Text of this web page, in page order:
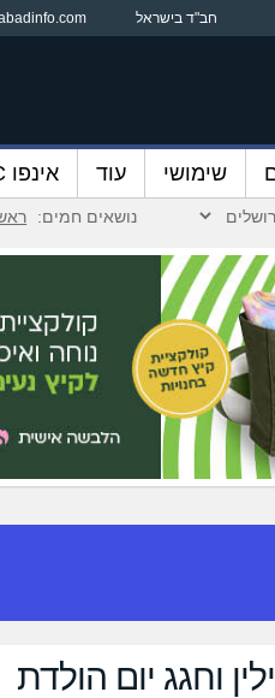
חב"ד בישראל
שימושי עוד אינפו MUSIC
נושאים חמים:
וחגג יום הולדת